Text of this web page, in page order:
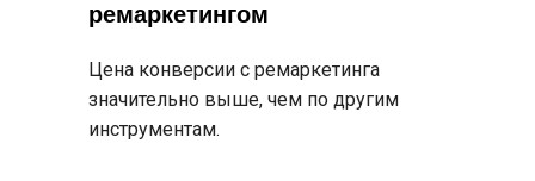
ремаркетингом
Цена конверсии с ремаркетинга
значительно выше, чем по другим
инструментам.
Расскажите нам